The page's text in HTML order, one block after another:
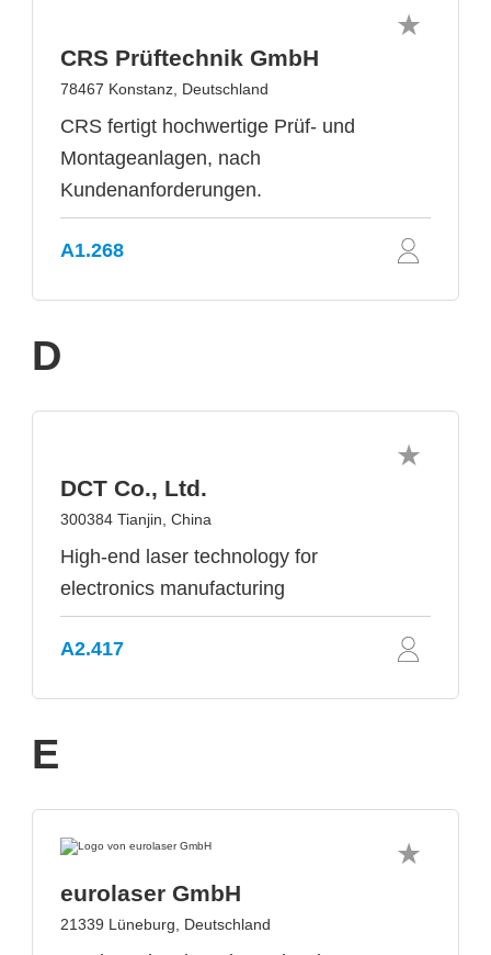
CRS Prüftechnik GmbH
78467 Konstanz, Deutschland
CRS fertigt hochwertige Prüf- und
Montageanlagen, nach
Kundenanforderungen.
A1.268
D
DCT Co., Ltd.
300384 Tianjin, China
High-end laser technology for
electronics manufacturing
A2.417
E
eurolaser GmbH
21339 Lüneburg, Deutschland